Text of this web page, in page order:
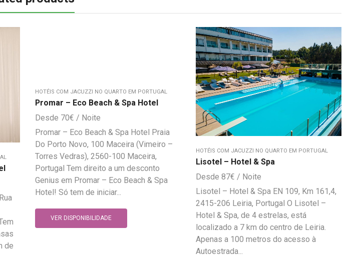
de
HOTÉIS COM JACUZZI NO QUARTO EM PORTUGAL
Promar – Eco Beach & Spa Hotel
70€
Promar – Eco Beach & Spa Hotel Praia
Do Porto Novo, 100 Maceira (Vimeiro –
Torres Vedras), 2560-100 Maceira,
Portugal Tem direito a um desconto
Genius em Promar – Eco Beach & Spa
Hotel! Só tem de iniciar...
VER DISPONIBILIDADE
HOTÉIS COM JACUZZI NO QUARTO EM PORTUGAL
Lisotel – Hotel & Spa
87€
Lisotel – Hotel & Spa EN 109, Km 161,4,
2415-206 Leiria, Portugal O Lisotel –
Hotel & Spa, de 4 estrelas, está
localizado a 7 km do centro de Leiria.
Apenas a 100 metros do acesso à
Autoestrada...